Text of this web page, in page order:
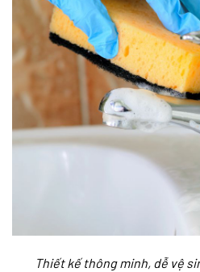
Thiết kế thông minh, dễ vệ